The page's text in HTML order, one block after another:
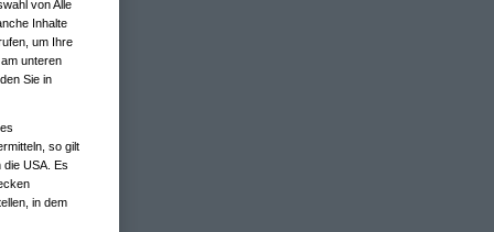
von Alle
Inhalte
um Ihre
unteren
Sie in
so gilt
die USA. Es
in dem